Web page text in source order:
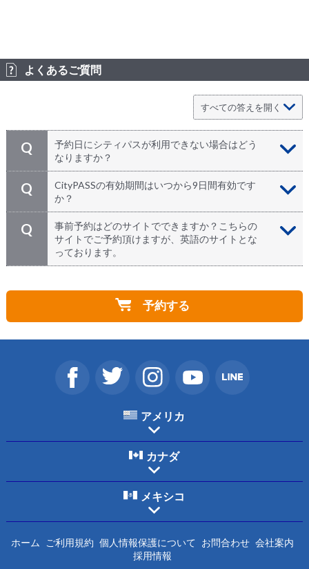
よくあるご質問
Q
予約日にシティパスが利用できない場合はどう
なりますか？
A
システム上ご希望日をお選び頂かないと、お申込み頂け
なくなっております。シティーパスはお申し込み日から
1年以内にご利用頂く必要がございます。（初回アトラ
クション利用後は9日間有効）
Q
CityPASSの有効期間はいつから9日間有効です
か？
A
最初のアトラクションで使用開始してから9日間有効と
なります。
Q
事前予約はどのサイトでできますか？こちらの
サイトでご予約頂けますが、英語のサイトとな
っております。
予約する
アメリカ
カナダ
メキシコ
ホーム ご利用規約 個人情報保護について お問合わせ 会社案内
採用情報